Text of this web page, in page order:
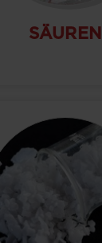
SÄUREN